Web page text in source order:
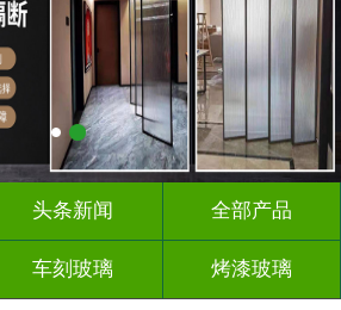
头条新闻 全部产品
车刻玻璃 烤漆玻璃